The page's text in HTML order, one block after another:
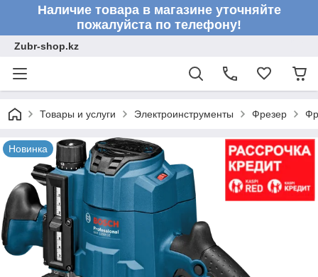
Наличие товара в магазине уточняйте
пожалуйста по телефону!
Zubr-shop.kz
Товары и услуги Электроинструменты Фрезер
Новинка